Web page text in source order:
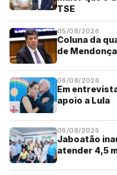
TSE
05/08/2026
Coluna da
de
06/08/2026
Em
apoio a Lula
06/08/2026
Jaboatão
atender 4,5